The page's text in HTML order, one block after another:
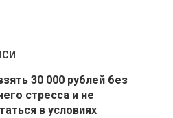
30 000 рублей без
стресса и не
в условиях